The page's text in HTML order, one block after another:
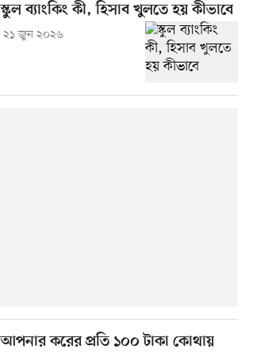
স্কুল ব্যাংকিং কী, হিসাব খুলতে হয় কীভাবে
২১ জুন ২০২৬
আপনার করের প্রতি ১০০ টাকা কোথায়